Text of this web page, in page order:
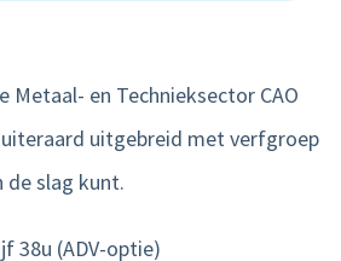
Metaal- en Technieksector CAO
uiteraard uitgebreid met verfgroep
de slag kunt.
38u (ADV-optie)